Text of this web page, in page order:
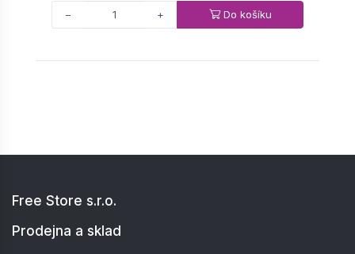
− + Do košíku
Free Store s.r.o.
Prodejna a sklad